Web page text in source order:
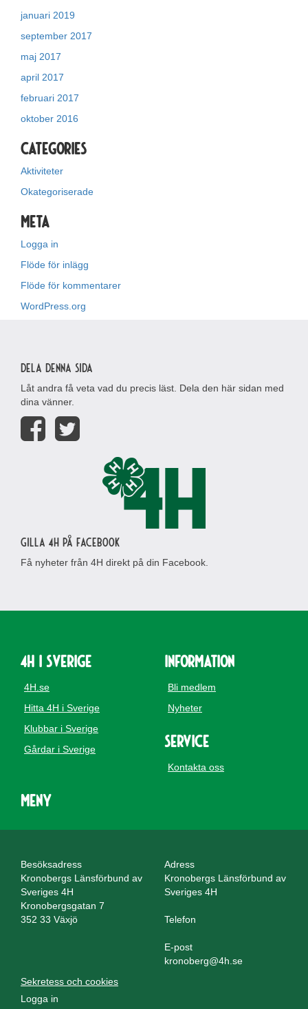
januari 2019
september 2017
maj 2017
april 2017
februari 2017
oktober 2016
Categories
Aktiviteter
Okategoriserade
Meta
Logga in
Flöde för inlägg
Flöde för kommentarer
WordPress.org
Dela denna sida
Låt andra få veta vad du precis läst. Dela den här sidan med
dina vänner.
Gilla 4H på Facebook
Få nyheter från 4H direkt på din Facebook.
4H i Sverige
4H.se
Hitta 4H i Sverige
Klubbar i Sverige
Gårdar i Sverige
Information
Bli medlem
Nyheter
Service
Kontakta oss
Meny
Besöksadress
Kronobergs Länsförbund av
Sveriges 4H
Kronobergsgatan 7
352 33 Växjö
Adress
Kronobergs Länsförbund av
Sveriges 4H
Telefon
E-post
kronoberg@4h.se
Sekretess och cookies
Logga in